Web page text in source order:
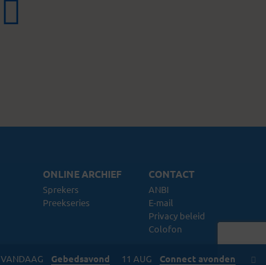
ONLINE ARCHIEF
Sprekers
Preekseries
CONTACT
ANBI
E-mail
Privacy beleid
Colofon
VANDAAG Gebedsavond 11 AUG Connect avonden